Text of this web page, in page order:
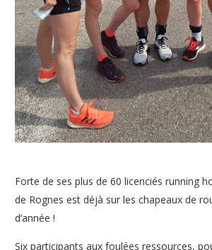
Forte de ses plus de 60 licenciés running
de Rognes est déjà sur les chapeaux de
d’année !
Six participants aux foulées ressources,